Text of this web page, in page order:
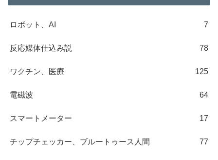
ロボット、AI 7
反応媒体仕込み説 78
ワクチン、医療 125
電磁波 64
スマートメーター 17
チップチェッカー、ブルートゥース人間 77